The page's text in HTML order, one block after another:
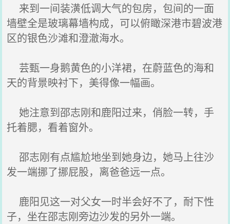
来到一间装潢低调大气的包房，包间的一面
墙壁全是玻璃幕墙构成，可以俯瞰深港市碧波港
区的银色沙滩和澄澈海水。
芸甄一身鹅黄色的小洋裙，在蔚蓝色的海和
天的背景映衬下，美得像一幅画。
她注意到邵志刚和鹿阳过来，俏脸一转，手
托着腮，看着窗外。
邵志刚有点尴尬地坐到她身边，她马上往沙
发一端挪了挪屁股，离爸爸远一点。
鹿阳见这一对父女一时半会好不了，耐下性
子，坐在邵志刚旁边沙发的另外一端。